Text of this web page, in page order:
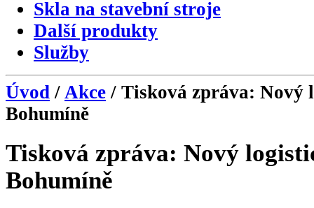
Skla na stavební stroje
Další produkty
Služby
Úvod / Akce / Tisková zpráva: Nový
Bohumíně
Tisková zpráva: Nový
Bohumíně